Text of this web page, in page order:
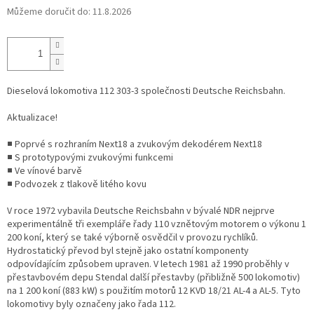
Můžeme doručit do: 11.8.2026
Dieselová lokomotiva 112 303-3 společnosti Deutsche Reichsbahn.
Aktualizace!
■ Poprvé s rozhraním Next18 a zvukovým dekodérem Next18
■ S prototypovými zvukovými funkcemi
■ Ve vínové barvě
■ Podvozek z tlakově litého kovu
V roce 1972 vybavila Deutsche Reichsbahn v bývalé NDR nejprve
experimentálně tři exempláře řady 110 vznětovým motorem o výkonu 1
200 koní, který se také výborně osvědčil v provozu rychlíků.
Hydrostatický převod byl stejně jako ostatní komponenty
odpovídajícím způsobem upraven. V letech 1981 až 1990 proběhly v
přestavbovém depu Stendal další přestavby (přibližně 500 lokomotiv)
na 1 200 koní (883 kW) s použitím motorů 12 KVD 18/21 AL-4 a AL-5. Tyto
lokomotivy byly označeny jako řada 112.